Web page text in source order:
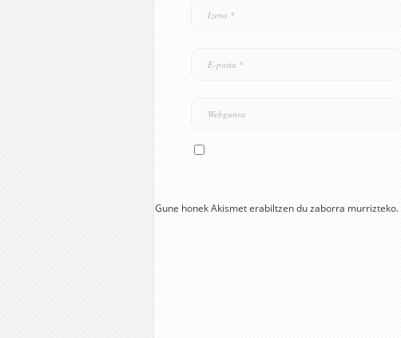
Gune honek Akismet erabiltzen du zaborra murrizteko.